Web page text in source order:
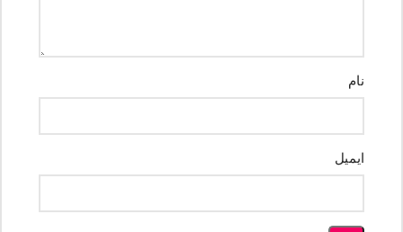
نام
ایمیل